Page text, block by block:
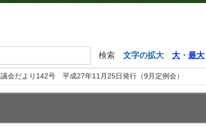
文字の拡大 大 ・ 最大
議会だより142号 平成27年11月25日発行（9月定例会）